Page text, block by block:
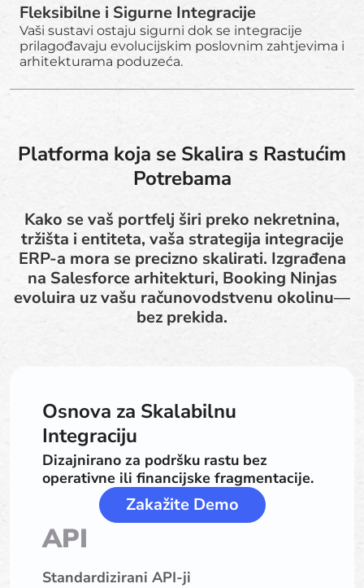
Fleksibilne i Sigurne Integracije
Vaši sustavi ostaju sigurni dok se integracije
prilagođavaju evolucijskim poslovnim zahtjevima i
arhitekturama poduzeća.
Platforma koja se Skalira s Rastućim
Potrebama
Kako se vaš portfelj širi preko nekretnina,
tržišta i entiteta, vaša strategija integracije
ERP-a mora se precizno skalirati. Izgrađena
na Salesforce arhitekturi, Booking Ninjas
evoluira uz vašu računovodstvenu okolinu—
bez prekida.
Osnova za Skalabilnu
Integraciju
Dizajnirano za podršku rastu bez
operativne ili financijske fragmentacije.
Zakažite Demo
API
Standardizirani API-ji